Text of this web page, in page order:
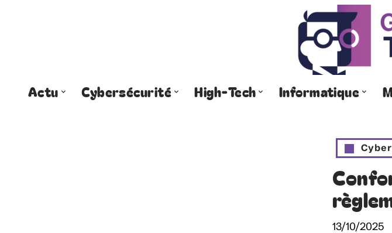
Actu Cybersécurité High-Tech Informatique
13/10/2025